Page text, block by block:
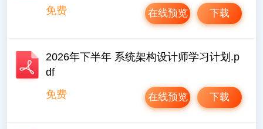
免费
下载
在线预览
2026年下半年 系统架构设计师学习计划.p
df
免费
下载
在线预览